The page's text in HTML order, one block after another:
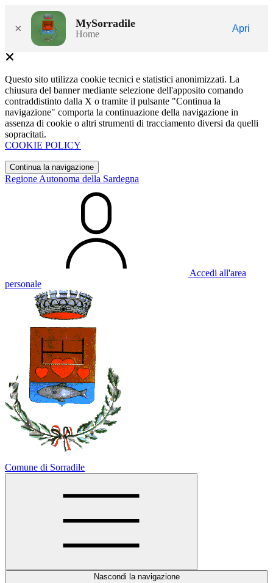
× MySorradile
Home
Apri
Questo sito utilizza cookie tecnici e statistici anonimizzati. La
chiusura del banner mediante selezione dell'apposito comando
contraddistinto dalla X o tramite il pulsante "Continua la
navigazione" comporta la continuazione della navigazione in
assenza di cookie o altri strumenti di tracciamento diversi da quelli
sopracitati.
COOKIE POLICY
Continua la navigazione
Regione Autonoma della Sardegna
Accedi all'area
personale
Comune di Sorradile
Nascondi la navigazione